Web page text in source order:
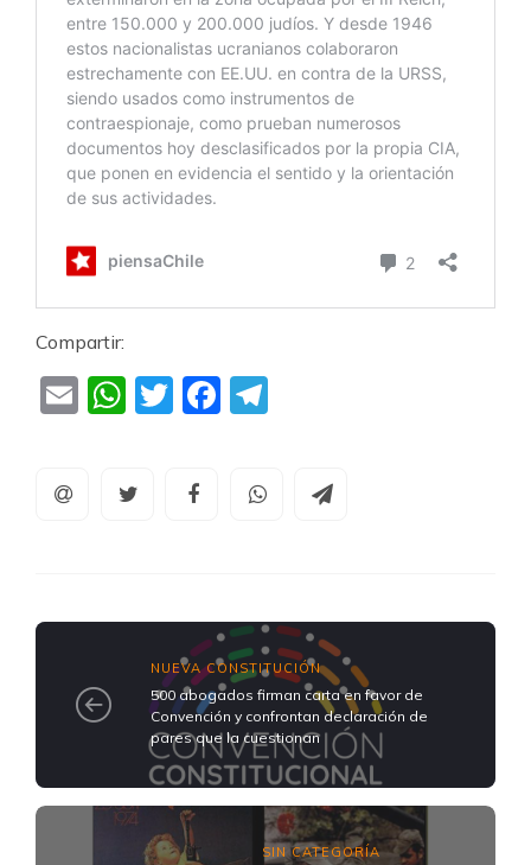
Compartir:
EmailWhatsApp
TwitterFacebook
NUEVA CONSTITUCIÓN
500 abogados firman carta en favor de
Convención y confrontan declaración de
pares que la cuestionan
SIN CATEGORÍA